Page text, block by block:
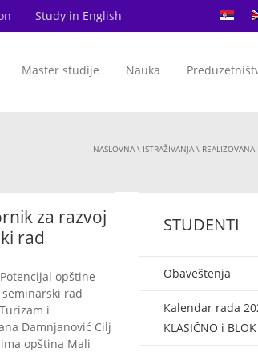
Study in English
Master studije Nauka
NASLOVNA \ ISTRAŽIVANJA \ REALIZOVANA
za razvoj
rad
opštine
rad
i
Damnjanović Cilj
opština Mali
STUDENTI
Obaveštenja
Kalendar rada
KLASIČNO i BLOK